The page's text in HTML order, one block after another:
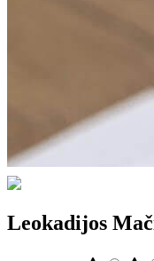
Leokadijos